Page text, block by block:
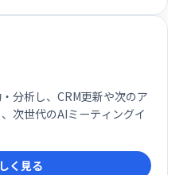
分析し、CRM更新や次のア
次世代のAIミーティングイ
く見る